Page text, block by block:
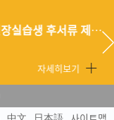
2026학년도 하계학기 현장실습생 후서류 제출 안내
자세히보기